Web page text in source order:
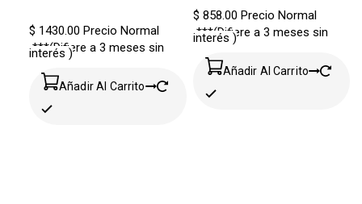
$ 1430.00 Precio Normal
***(Difiere a 3 meses sin
interés )
Añadir Al Carrito
$ 858.00 Precio Normal
***(Difiere a 3 meses sin
interés )
Añadir Al Carrito